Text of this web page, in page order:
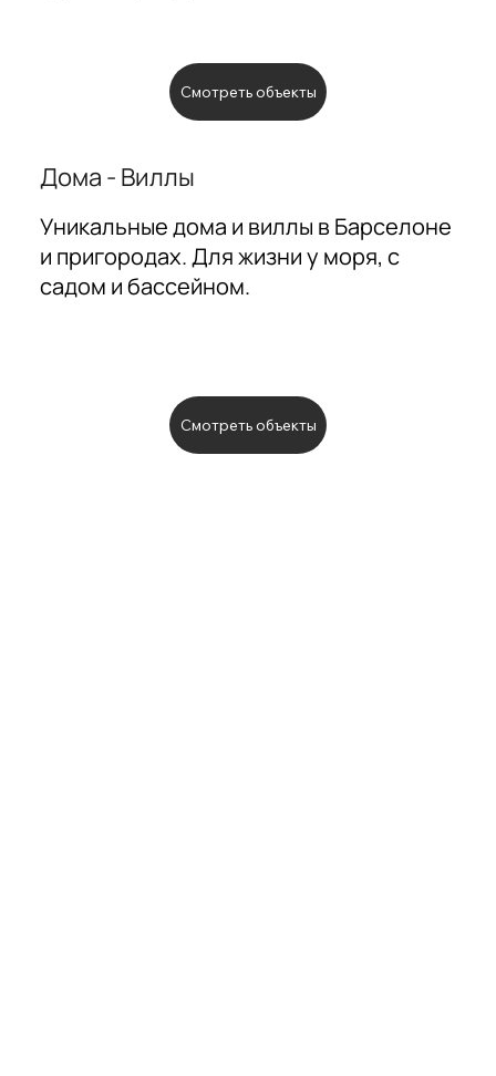
Смотреть объекты
Дома - Виллы
Уникальные дома и виллы в Барселоне
и пригородах. Для жизни у моря, с
садом и бассейном.
Смотреть объекты